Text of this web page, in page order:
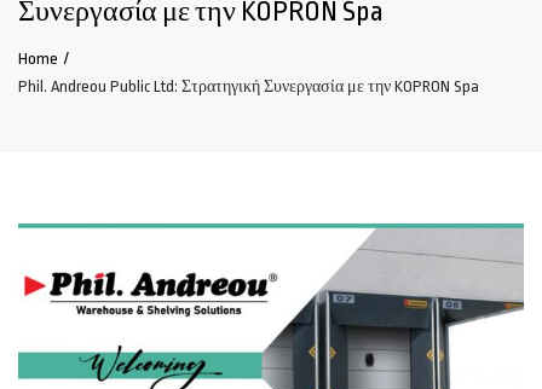
Συνεργασία με την KOPRON Spa
Home
Phil. Andreou Public Ltd: Στρατηγική Συνεργασία με την KOPRON Spa